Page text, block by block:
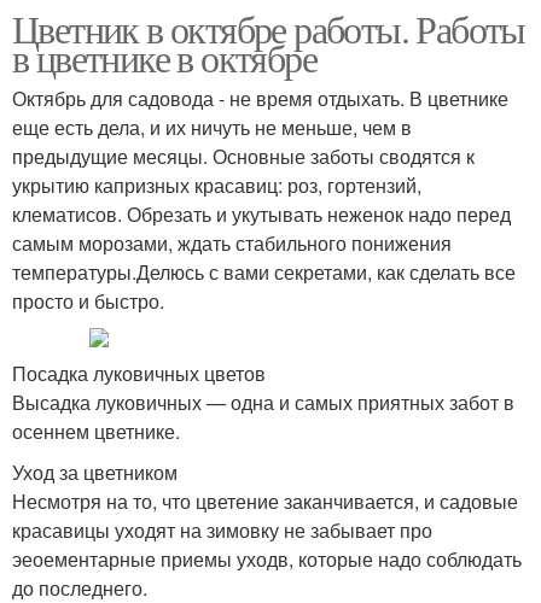
Цветник в октябре работы. Работы
в цветнике в октябре
Октябрь для садовода - не время отдыхать. В цветнике
еще есть дела, и их ничуть не меньше, чем в
предыдущие месяцы. Основные заботы сводятся к
укрытию капризных красавиц: роз, гортензий,
клематисов. Обрезать и укутывать неженок надо перед
самым морозами, ждать стабильного понижения
температуры.Делюсь с вами секретами, как сделать все
просто и быстро.
Посадка луковичных цветов
Высадка луковичных — одна и самых приятных забот в
осеннем цветнике.
Уход за цветником
Несмотря на то, что цветение заканчивается, и садовые
красавицы уходят на зимовку не забывает про
эеоементарные приемы уходв, которые надо соблюдать
до последнего.